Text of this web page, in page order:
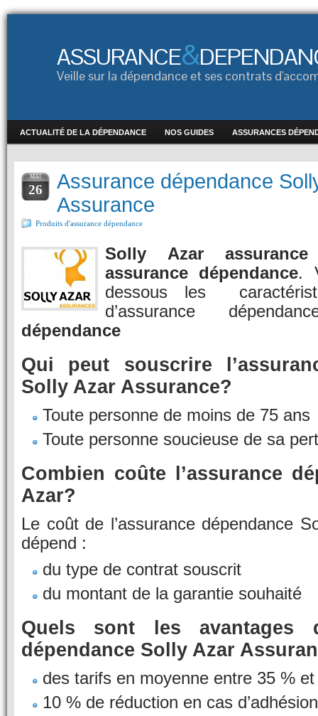
ASSURANCE&
Veille sur la dépendance et ses contrats
ACTUALITÉ DE LA DÉPENDANCE NOS GUIDES ASSURANCES
MAI
26
Assurance dépendance
Assurance
Produits d'assurance dépendance
Solly Azar
assurance dépendance.
dessous les
d’assurance
dépendance
Qui peut souscrire
Solly Azar Assurance?
Toute personne de moins de 75 ans
Toute personne soucieuse de sa
Combien coûte l’assurance
Azar?
Le coût de l’assurance dépendance
dépend :
du type de contrat souscrit
du montant de la garantie souhaité
Quels sont les avantages
dépendance Solly Azar
des tarifs en moyenne entre 35 %
10 % de réduction en cas